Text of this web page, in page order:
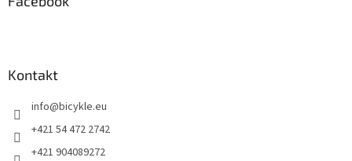
Kontakt
info@bicykle.eu
+421 54 472 2742
+421 904089272